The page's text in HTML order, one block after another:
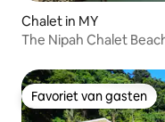
Chalet in MY
The Nipah Chalet
Favoriet van gasten
Favoriet van gasten